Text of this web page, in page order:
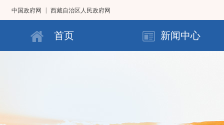
中国政府网 西藏自治区人民政府网
首页 新闻中心